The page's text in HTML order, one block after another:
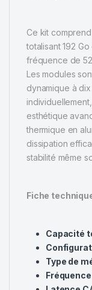
Ce kit
totalisant 192
fréquence de
Les modules
dynamique à
esthétique
thermique en
dissipation
stabilité même
Fiche
Capacité
Type de
Fréquence